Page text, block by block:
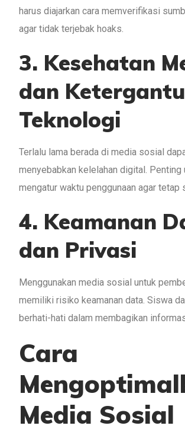
harus diajarkan cara memverifikasi
agar tidak terjebak hoaks.
3. Kesehatan
dan
Teknologi
Terlalu lama berada di media sosial
menyebabkan kelelahan digital. Penting
mengatur waktu penggunaan agar tetap
4. Keamanan
dan Privasi
Menggunakan media sosial untuk
memiliki risiko keamanan data. Siswa
berhati-hati dalam membagikan
Cara
Media Sosial